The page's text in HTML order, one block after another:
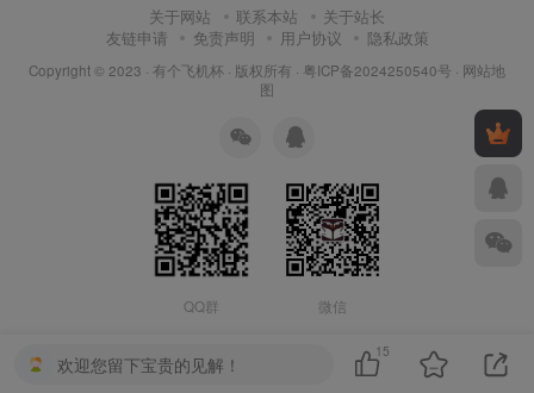
关于网站 联系本站
关于站长
友链申请
免责声明 用户协议 隐私政策
Copyright © 2023 · 有个飞机杯 · 版权所有 · 粤ICP备2024250540号 · 网站地
图
QQ群 微信
欢迎您留下宝贵的见解！
15